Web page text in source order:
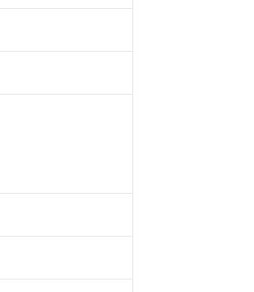
品が提供可能な商品です。
切り替える予定のある商品です。
品で、対応品を出す予定はありません。
調査中または確認中の商品です。
ない商品です。